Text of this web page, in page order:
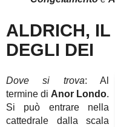
ALDRICH, IL
DEGLI DEI
Dove si trova: Al
termine di Anor Londo.
Si può entrare nella
cattedrale dalla scala